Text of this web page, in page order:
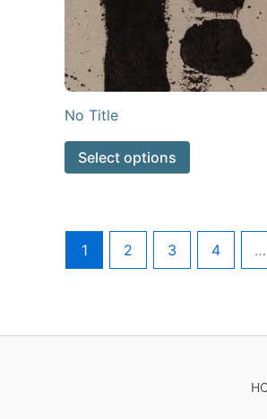
No Title
Select options
1 2 3 4 …